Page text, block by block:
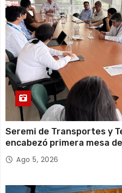
14 de agosto
Viernes 21°C
Seremi de Transportes y
encabezó primera mesa
retiro de cables en desuso
Ago 5, 2026